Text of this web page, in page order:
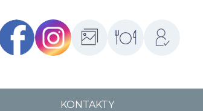
FacebookInstagramFotogalerieŠkolní
jídelny
Přihlášení
KONTAKTY